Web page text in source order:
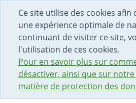
Ce site utilise des cookies
une expérience optimale de
continuant de visiter ce site,
l'utilisation de ces cookies.
Pour en savoir plus sur
désactiver, ainsi que sur
matière de protection des
DÉBUT DU CONTENU DE LA
ACCÈS AU CHAMP DE
PAGE D'ACCUEIL
FORMULAIRE DE CONTACT